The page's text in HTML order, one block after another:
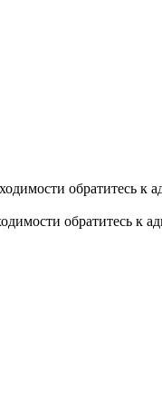
обратитесь к
обратитесь к